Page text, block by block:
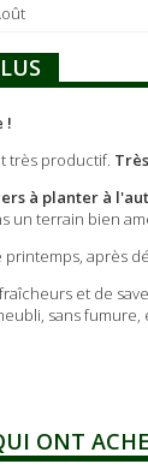
!
très productif.
à planter à
un terrain bien
printemps, après
et de
sans fumure,
ONT